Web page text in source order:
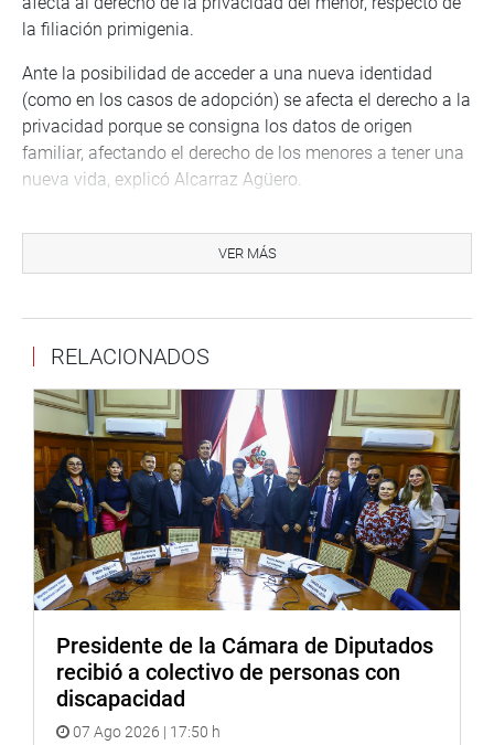
la filiación primigenia.
Ante la posibilidad de acceder a una nueva identidad
(como en los casos de adopción) se afecta el derecho a la
privacidad porque se consigna los datos de origen
familiar, afectando el derecho de los menores a tener una
nueva vida, explicó Alcarraz Agüero.
por votación unánime, asumió la vice presidencia de la
Comisión de la Mujer y Familia para el periodo anual de
Juárez expresó su intención de coadyuvar con los
objetivos de dicha comisión anunciando que incidirá en
los problemas de criminalidad contra la mujer y grupos
vulnerables, trata de blancas, explotación infantil, entre
otros.
OFICINA DE COMUNICACIONES E IMAGEN
INSTITUCIONAL
VER MÁS
RELACIONADOS
Presidente de la Cámara de Diputados
recibió a colectivo de personas con
discapacidad
07 Ago 2026 | 17:50 h